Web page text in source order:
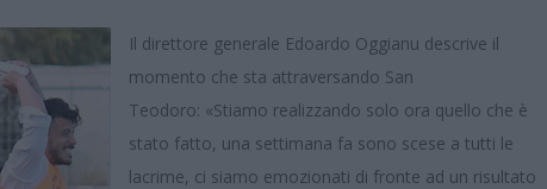
Il direttore generale Edoardo Oggianu descrive il
momento che sta attraversando San
Teodoro: «Stiamo realizzando solo ora quello che è
stato fatto, una settimana fa sono scese a tutti le
lacrime, ci siamo emozionati di fronte ad un risultato